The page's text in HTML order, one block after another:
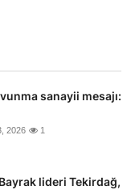
sanayii mesajı:
2026 1
lideri Tekirdağ,